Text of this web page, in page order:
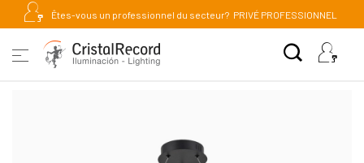
Êtes-vous un professionnel du secteur? PRIVÉ PROFESSIONNEL